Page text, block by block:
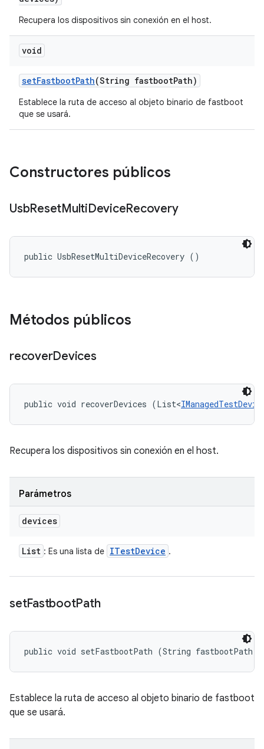
Recupera los dispositivos sin conexión en el host.
void
setFastbootPath(String fastbootPath)
Establece la ruta de acceso al objeto binario de fastboot
que se usará.
Constructores públicos
UsbResetMultiDeviceRecovery
public UsbResetMultiDeviceRecovery ()
Métodos públicos
recoverDevices
public void recoverDevices (List<
Recupera los dispositivos sin conexión en el host.
Parámetros
devices
List : Es una lista de ITestDevice .
setFastbootPath
public void setFastbootPath (String fastbootPath)
Establece la ruta de acceso al objeto binario de fastboot
que se usará.